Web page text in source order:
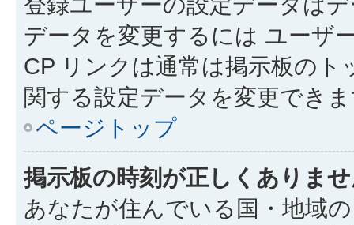
データを変更するには ユーザ
CP リンクは通常は掲示板の
関する設定データを変更でき
ページトップ
掲示板の時刻が正しくありま
あなたが住んでいる国・地域